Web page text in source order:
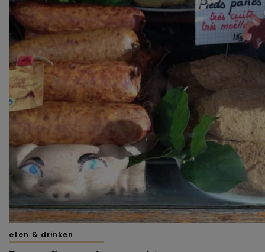
eten & drinken